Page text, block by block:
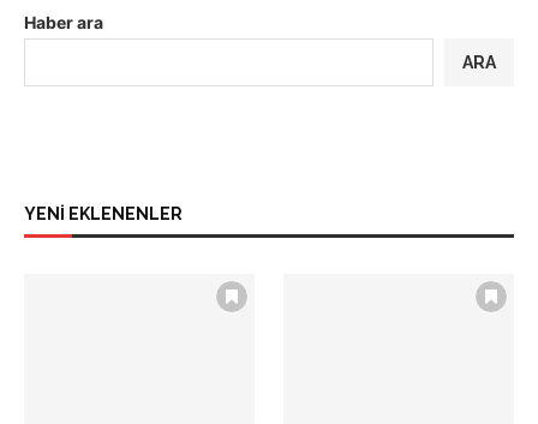
Haber ara
ARA
YENİ EKLENENLER